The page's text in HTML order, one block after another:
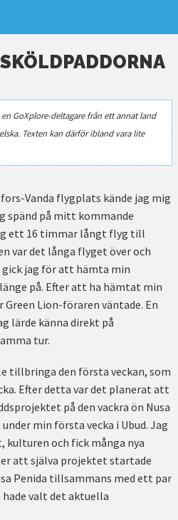
GoXplore-deltagare från ett annat land
Texten kan därför ibland vara lite
Vanda flygplats kände jag mig
spänd på mitt kommande
ett 16 timmar långt flyg till
var det långa flyget över och
jag för att hämta min
på. Efter att ha hämtat min
Lion-föraren väntade. En
lärde känna direkt på
tur.
tillbringa den första veckan, som
Efter detta var det planerat att
på den vackra ön Nusa
min första vecka i Ubud. Jag
kulturen och fick många nya
att själva projektet startade
Penida tillsammans med ett par
valt det aktuella